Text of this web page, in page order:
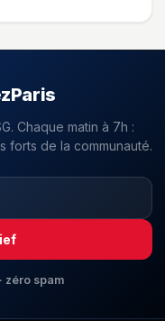
Chaque matin à 7h :
forts de la communauté.
zéro spam